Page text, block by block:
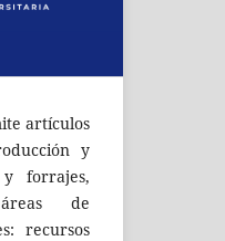
artículos
y
forrajes,
de
recursos